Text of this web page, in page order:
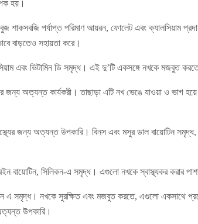
হয়।
শাকসবজি পর্যাপ্ত পরিমাণ আয়রন, ফোলেট এবং ক্যালসিয়াম
বাড়তেও সহায়তা করে।
এবং ভিটামিন ডি সমৃদ্ধ। এই দু’টি একসঙ্গে নখকে মজবুত
জন্য অত্যন্ত কার্যকরী। তাছাড়া এটি নখ ভেঙে যাওয়া ও ভাগ
জন্য অত্যন্ত উপকারি। বিনস এবং মসুর ডাল বায়োটিন
বায়োটিন, সিলিকন-এ সমৃদ্ধ। এগুলো নখকে স্বাস্থ্যকর করার
এ সমৃদ্ধ। নখকে সুরক্ষিত এবং মজবুত করতে, এগুলো একসাথে
উপকারি।